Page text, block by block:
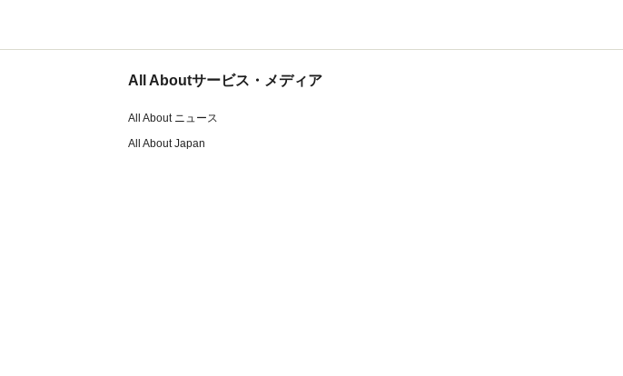
All Aboutサービス・メディア
All About ニュース
All About Japan